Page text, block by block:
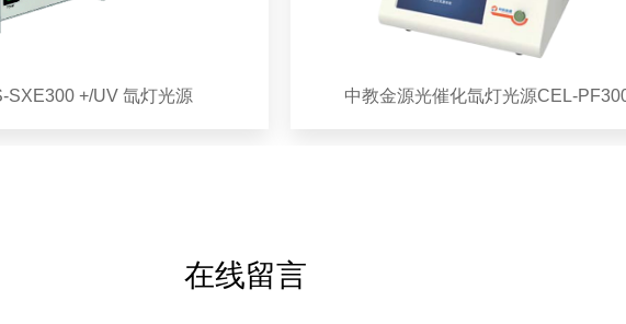
+/UV 氙灯光源 中教金源光催化氙灯光源CEL-PF300-T10
在线留言